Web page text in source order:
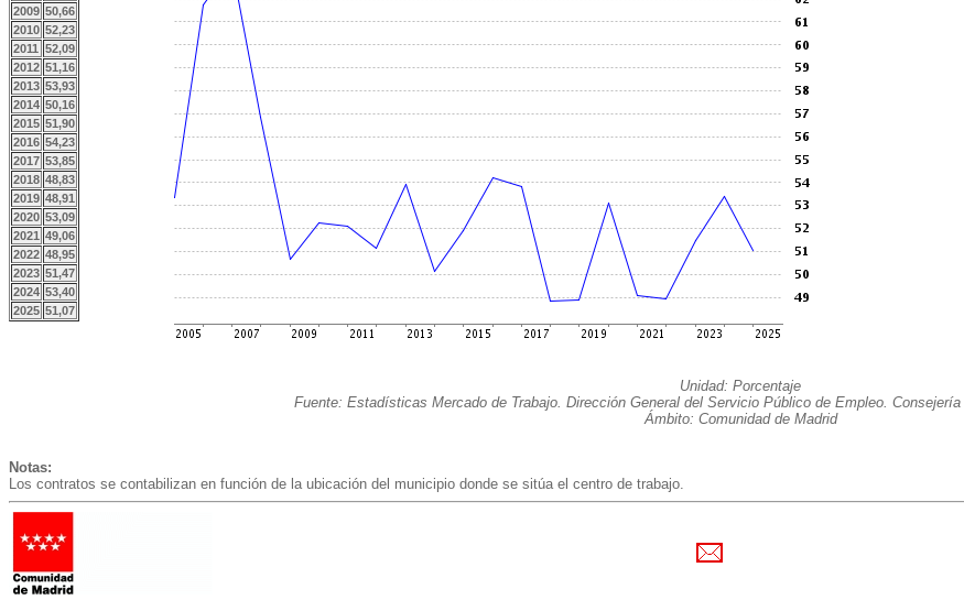
2009 50,66
2010 52,23
2011 52,09
2012 51,16
2013 53,93
2014 50,16
2015 51,90
2016 54,23
2017 53,85
2018 48,83
2019 48,91
2020 53,09
2021 49,06
2022 48,95
2023 51,47
2024 53,40
2025 51,07
Unidad: Porcentaje
Fuente: Estadísticas Mercado de Trabajo. Dirección General del Servicio Público de Empleo.
Ámbito: Comunidad de Madrid
Notas:
Los contratos se contabilizan en función de la ubicación del municipio donde se sitúa el centro de trabajo.